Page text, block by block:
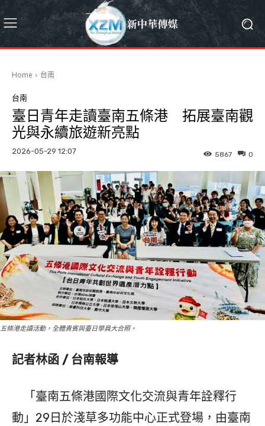
Home 台南
台南
臺日青年走讀臺南五條港 拓展臺南觀
光與永續旅遊新亮點
2026-05-29 12:07 0
5867
五條港走讀活動，全體貴賓與臺日學員大合照。
記者林函 / 台南報導
「臺南五條港國際文化交流與青年詮釋行
動」29日於淺草多功能中心正式登場，由臺南